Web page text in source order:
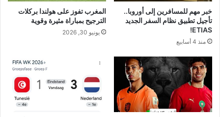
خبر مهم للمسافرين إلى أوروبا..
تأجيل تطبيق نظام السفر الجديد
ETIAS!
منذ 4 أسابيع
المغرب تفوز على هولندا بركلات
الترجيح بمباراة مثيرة وقوية
يونيو 30, 2026